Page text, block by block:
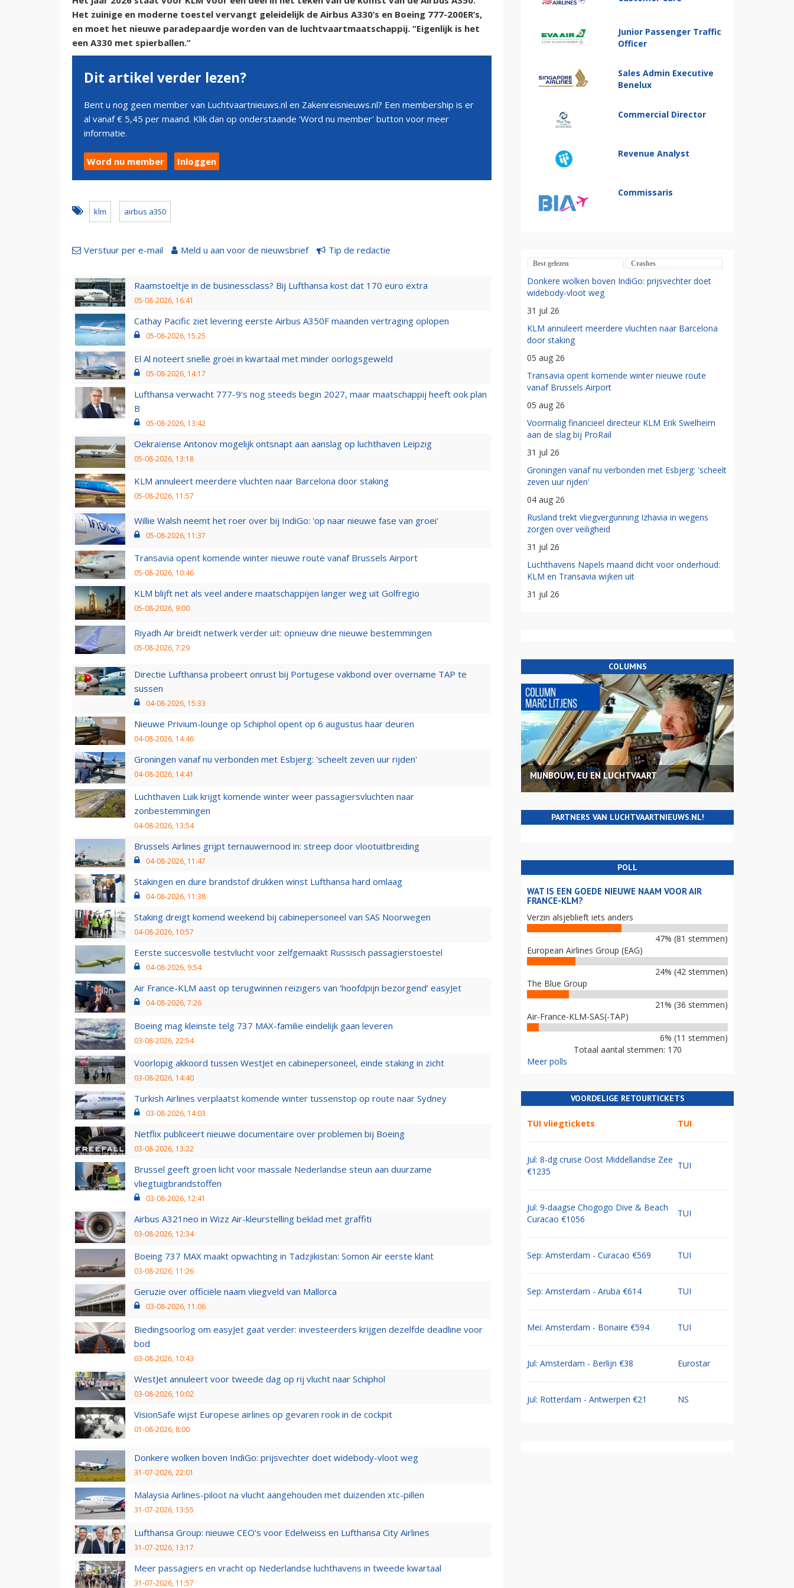
Het zuinige en moderne toestel vervangt geleidelijk de Airbus A330’s en Boeing 777-200ER’s,
en moet het nieuwe paradepaardje worden van de luchtvaartmaatschappij. “Eigenlijk is het
een A330 met spierballen.”
Dit artikel verder lezen?
Bent u nog geen member van Luchtvaartnieuws.nl en Zakenreisnieuws.nl? Een membership is er
al vanaf € 5,45 per maand. Klik dan op onderstaande 'Word nu member' button voor meer
informatie.
Word nu member Inloggen
klm airbus a350
Verstuur per e-mail Meld u aan voor de nieuwsbrief Tip de redactie
Raamstoeltje in de businessclass? Bij Lufthansa kost dat 170 euro extra
05-08-2026, 16:41
Cathay Pacific ziet levering eerste Airbus A350F maanden vertraging oplopen
05-08-2026, 15:25
El Al noteert snelle groei in kwartaal met minder oorlogsgeweld
05-08-2026, 14:17
Lufthansa verwacht 777-9’s nog steeds begin 2027, maar maatschappij heeft ook plan
B
05-08-2026, 13:42
Oekraïense Antonov mogelijk ontsnapt aan aanslag op luchthaven Leipzig
05-08-2026, 13:18
KLM annuleert meerdere vluchten naar Barcelona door staking
05-08-2026, 11:57
Willie Walsh neemt het roer over bij IndiGo: 'op naar nieuwe fase van groei'
05-08-2026, 11:37
Transavia opent komende winter nieuwe route vanaf Brussels Airport
05-08-2026, 10:46
KLM blijft net als veel andere maatschappijen langer weg uit Golfregio
05-08-2026, 9:00
Riyadh Air breidt netwerk verder uit: opnieuw drie nieuwe bestemmingen
05-08-2026, 7:29
Directie Lufthansa probeert onrust bij Portugese vakbond over overname TAP te
sussen
04-08-2026, 15:33
Nieuwe Privium-lounge op Schiphol opent op 6 augustus haar deuren
04-08-2026, 14:46
Groningen vanaf nu verbonden met Esbjerg: 'scheelt zeven uur rijden'
04-08-2026, 14:41
Luchthaven Luik krijgt komende winter weer passagiersvluchten naar
zonbestemmingen
04-08-2026, 13:54
Brussels Airlines grijpt ternauwernood in: streep door vlootuitbreiding
04-08-2026, 11:47
Stakingen en dure brandstof drukken winst Lufthansa hard omlaag
04-08-2026, 11:38
Staking dreigt komend weekend bij cabinepersoneel van SAS Noorwegen
04-08-2026, 10:57
Eerste succesvolle testvlucht voor zelfgemaakt Russisch passagierstoestel
04-08-2026, 9:54
Air France-KLM aast op terugwinnen reizigers van ‘hoofdpijn bezorgend’ easyJet
04-08-2026, 7:26
Boeing mag kleinste telg 737 MAX-familie eindelijk gaan leveren
03-08-2026, 22:54
Voorlopig akkoord tussen WestJet en cabinepersoneel, einde staking in zicht
03-08-2026, 14:40
Turkish Airlines verplaatst komende winter tussenstop op route naar Sydney
03-08-2026, 14:03
Netflix publiceert nieuwe documentaire over problemen bij Boeing
03-08-2026, 13:22
Brussel geeft groen licht voor massale Nederlandse steun aan duurzame
vliegtuigbrandstoffen
03-08-2026, 12:41
Airbus A321neo in Wizz Air-kleurstelling beklad met graffiti
03-08-2026, 12:34
Boeing 737 MAX maakt opwachting in Tadzjikistan: Somon Air eerste klant
03-08-2026, 11:26
Geruzie over officiële naam vliegveld van Mallorca
03-08-2026, 11:06
Biedingsoorlog om easyJet gaat verder: investeerders krijgen dezelfde deadline voor
bod
03-08-2026, 10:43
WestJet annuleert voor tweede dag op rij vlucht naar Schiphol
03-08-2026, 10:02
VisionSafe wijst Europese airlines op gevaren rook in de cockpit
01-08-2026, 8:00
Donkere wolken boven IndiGo: prijsvechter doet widebody-vloot weg
31-07-2026, 22:01
Malaysia Airlines-piloot na vlucht aangehouden met duizenden xtc-pillen
31-07-2026, 13:55
Lufthansa Group: nieuwe CEO’s voor Edelweiss en Lufthansa City Airlines
31-07-2026, 13:17
Meer passagiers en vracht op Nederlandse luchthavens in tweede kwartaal
31-07-2026, 11:57
Junior Passenger Traffic
Officer
Sales Admin Executive
Benelux
Commercial Director
Revenue Analyst
Commissaris
Best gelezen Crashes
Donkere wolken boven IndiGo: prijsvechter doet
widebody-vloot weg
31 jul 26
KLM annuleert meerdere vluchten naar Barcelona
door staking
05 aug 26
Transavia opent komende winter nieuwe route
vanaf Brussels Airport
05 aug 26
Voormalig financieel directeur KLM Erik Swelheim
aan de slag bij ProRail
31 jul 26
Groningen vanaf nu verbonden met Esbjerg: 'scheelt
zeven uur rijden'
04 aug 26
Rusland trekt vliegvergunning Izhavia in wegens
zorgen over veiligheid
31 jul 26
Luchthavens Napels maand dicht voor onderhoud:
KLM en Transavia wijken uit
31 jul 26
COLUMNS
MIJNBOUW, EU EN LUCHTVAART
PARTNERS VAN LUCHTVAARTNIEUWS.NL!
POLL
WAT IS EEN GOEDE NIEUWE NAAM VOOR AIR
FRANCE-KLM?
Verzin alsjeblieft iets anders
47% (81 stemmen)
European Airlines Group (EAG)
24% (42 stemmen)
The Blue Group
21% (36 stemmen)
Air-France-KLM-SAS(-TAP)
6% (11 stemmen)
Totaal aantal stemmen: 170
Meer polls
VOORDELIGE RETOURTICKETS
TUI vliegtickets TUI
Jul: 8-dg cruise Oost Middellandse Zee
€1235
TUI
Jul: 9-daagse Chogogo Dive & Beach
Curacao €1056
TUI
Sep: Amsterdam - Curacao €569 TUI
Sep: Amsterdam - Aruba €614 TUI
Mei: Amsterdam - Bonaire €594 TUI
Jul: Amsterdam - Berlijn €38 Eurostar
Jul: Rotterdam - Antwerpen €21 NS